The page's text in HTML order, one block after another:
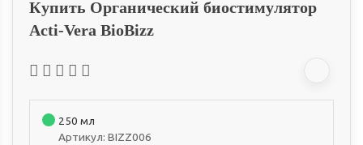
Купить Органический биостимулятор
Acti-Vera BioBizz
250 мл
Артикул: BIZZ006